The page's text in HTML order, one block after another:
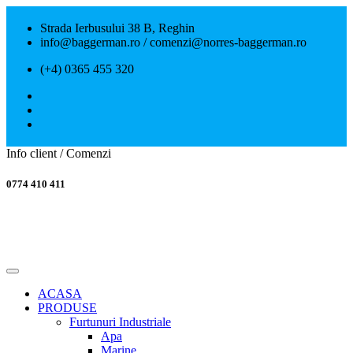
Strada Ierbusului 38 B, Reghin
info@baggerman.ro / comenzi@norres-baggerman.ro
(+4) 0365 455 320
Info client / Comenzi
0774 410 411
ACASA
PRODUSE
Furtunuri Industriale
Apa